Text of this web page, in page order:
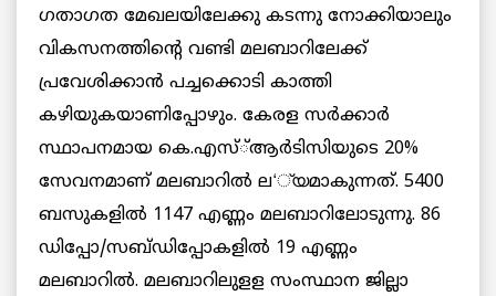
ഗതാഗത മേഖലയിലേക്കു കടന്നു നോക്കിയാലും
വികസനത്തിന്റെ വണ്ടി മലബാറിലേക്ക്
പ്രവേശിക്കാന്‍ പച്ചക്കൊടി കാത്തി
കഴിയുകയാണിപ്പോഴും. കേരള സര്‍ക്കാര്‍
സ്ഥാപനമായ കെ.എസ്്ആര്‍ടിസിയുടെ 20%
സേവനമാണ് മലബാറില്‍ ല‘്യമാകുന്നത്. 5400
ബസുകളില്‍ 1147 എണ്ണം മലബാറിലോടുന്നു. 86
ഡിപ്പോ/സബ്ഡിപ്പോകളില്‍ 19 എണ്ണം
മലബാറില്‍. മലബാറിലുളള സംസ്ഥാന ജില്ലാ